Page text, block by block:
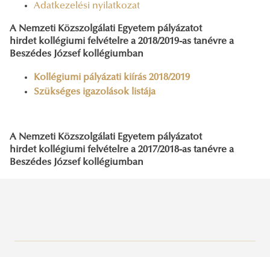
Adatkezelési nyilatkozat
A Nemzeti Közszolgálati Egyetem pályázatot
hirdet kollégiumi felvételre a 2018/2019-as tanévre a
Beszédes József kollégiumban
Kollégiumi pályázati kiírás 2018/2019
Szükséges igazolások listája
A Nemzeti Közszolgálati Egyetem pályázatot
hirdet kollégiumi felvételre a 2017/2018-as tanévre a
Beszédes József kollégiumban